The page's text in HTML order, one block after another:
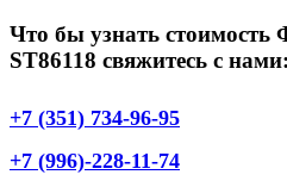
Что бы узнать
ST86118 свяжитесь с нами:
+7 (351) 734-96-95
+7 (996)-228-11-74